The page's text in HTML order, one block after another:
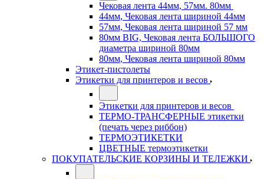
Чековая лента 44мм, 57мм. 80мм
44мм, Чековая лента шириной 44мм
57мм, Чековая лента шириной 57 мм
80мм BIG, Чековая лента БОЛЬШОГО
диаметра шириной 80мм
80мм, Чековая лента шириной 80мм
Этикет-пистолеты
Этикетки для принтеров и весов
Этикетки для принтеров и весов
ТЕРМО-ТРАНСФЕРНЫЕ этикетки
(печать через риббон)
ТЕРМОЭТИКЕТКИ
ЦВЕТНЫЕ термоэтикетки
ПОКУПАТЕЛЬСКИЕ КОРЗИНЫ И ТЕЛЕЖКИ